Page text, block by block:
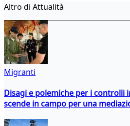
Altro di Attualità
Migranti
Disagi e polemiche per i controlli
scende in campo per una